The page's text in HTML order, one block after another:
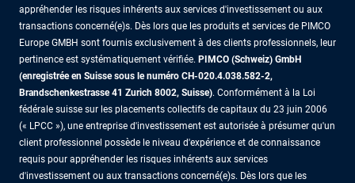
appréhender les risques inhérents aux services d'investissement ou aux
transactions concerné(e)s. Dès lors que les produits et services de PIMCO
Europe GMBH sont fournis exclusivement à des clients professionnels, leur
pertinence est systématiquement vérifiée. PIMCO (Schweiz) GmbH
(enregistrée en Suisse sous le numéro CH-020.4.038.582-2,
Brandschenkestrasse 41 Zurich 8002, Suisse). Conformément à la Loi
fédérale suisse sur les placements collectifs de capitaux du 23 juin 2006
(« LPCC »), une entreprise d'investissement est autorisée à présumer qu'un
client professionnel possède le niveau d'expérience et de connaissance
requis pour appréhender les risques inhérents aux services
d'investissement ou aux transactions concerné(e)s. Dès lors que les